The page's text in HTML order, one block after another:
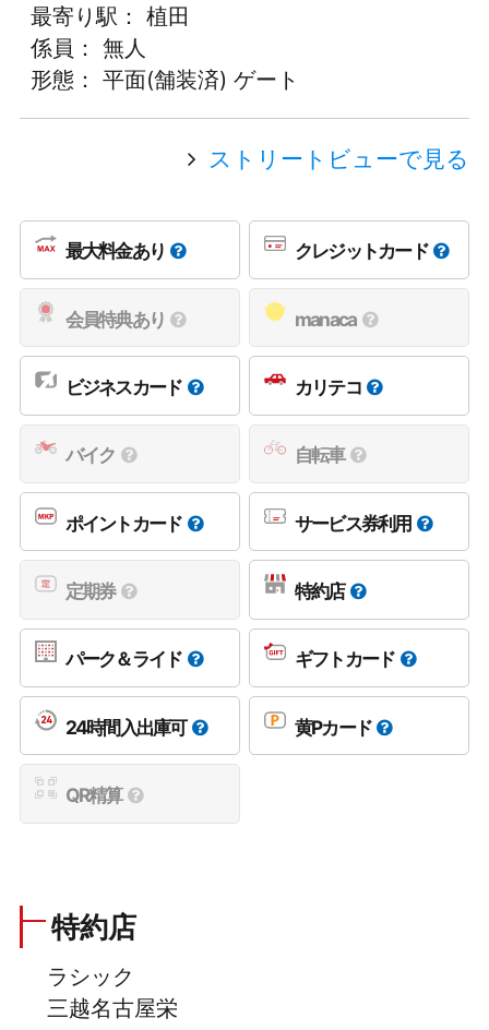
最寄り駅： 植田
係員： 無人
形態： 平面(舗装済) ゲート
ストリートビューで見る
最大料金あり クレジットカード
会員特典あり manaca
ビジネスカード カリテコ
バイク 自転車
ポイントカード サービス券利用
定期券 特約店
パーク＆ライド ギフトカード
24時間入出庫可 黄Pカード
QR精算
特約店
ラシック
三越名古屋栄